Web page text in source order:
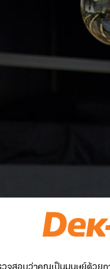
วจสอบว่าคุณเป็นมนุษย์ด้วยก